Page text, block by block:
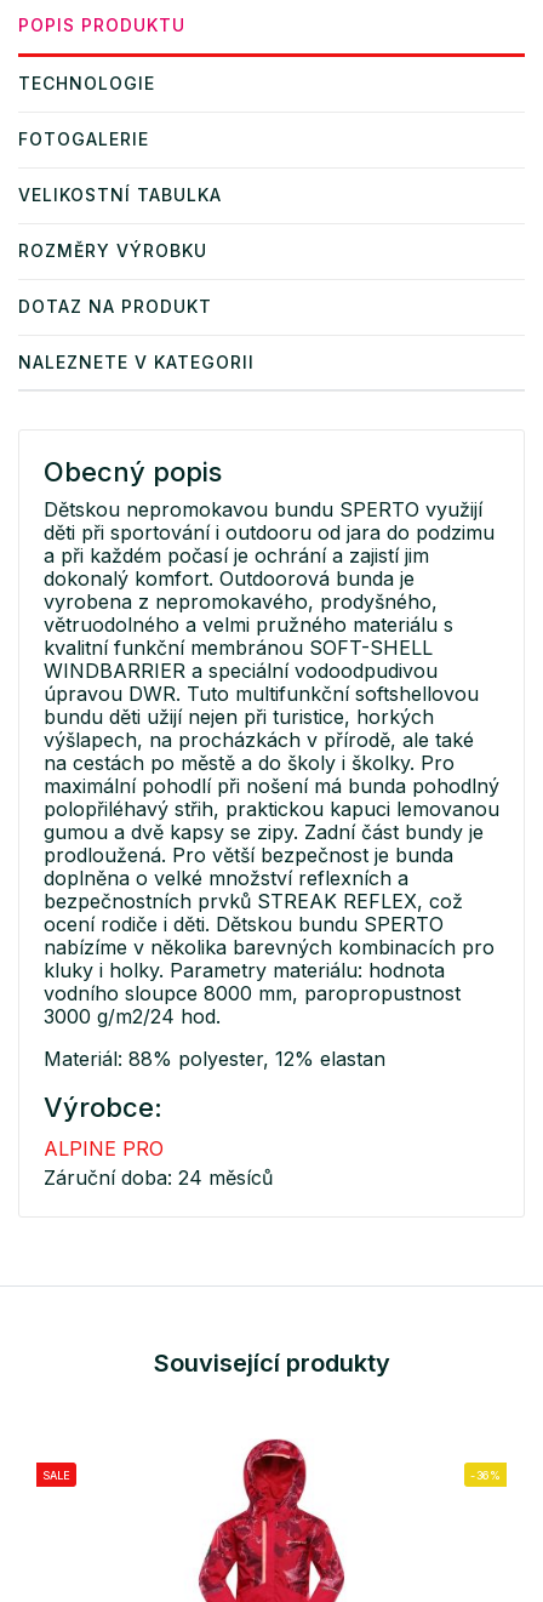
POPIS PRODUKTU
TECHNOLOGIE
FOTOGALERIE
VELIKOSTNÍ TABULKA
ROZMĚRY VÝROBKU
DOTAZ NA PRODUKT
NALEZNETE V KATEGORII
Obecný popis
Dětskou nepromokavou bundu SPERTO využijí
děti při sportování i outdooru od jara do podzimu
a při každém počasí je ochrání a zajistí jim
dokonalý komfort. Outdoorová bunda je
vyrobena z nepromokavého, prodyšného,
větruodolného a velmi pružného materiálu s
kvalitní funkční membránou SOFT-SHELL
WINDBARRIER a speciální vodoodpudivou
úpravou DWR. Tuto multifunkční softshellovou
bundu děti užijí nejen při turistice, horkých
výšlapech, na procházkách v přírodě, ale také
na cestách po městě a do školy i školky. Pro
maximální pohodlí při nošení má bunda pohodlný
polopřiléhavý střih, praktickou kapuci lemovanou
gumou a dvě kapsy se zipy. Zadní část bundy je
prodloužená. Pro větší bezpečnost je bunda
doplněna o velké množství reflexních a
bezpečnostních prvků STREAK REFLEX, což
ocení rodiče i děti. Dětskou bundu SPERTO
nabízíme v několika barevných kombinacích pro
kluky i holky. Parametry materiálu: hodnota
vodního sloupce 8000 mm, paropropustnost
3000 g/m2/24 hod.
Materiál: 88% polyester, 12% elastan
Výrobce:
ALPINE PRO
Záruční doba: 24 měsíců
Související produkty
SALE -36%